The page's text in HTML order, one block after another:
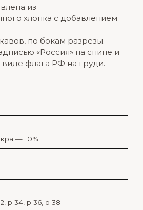
из
хлопка с добавлением
по бокам разрезы.
«Россия» на спине и
флага РФ на груди.
— 10%
р 34, р 36, р 38